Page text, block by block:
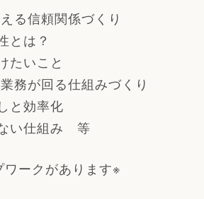
る信頼関係づくり
とは？
たいこと
務が回る仕組みづくり
と効率化
い仕組み 等
ークがあります※